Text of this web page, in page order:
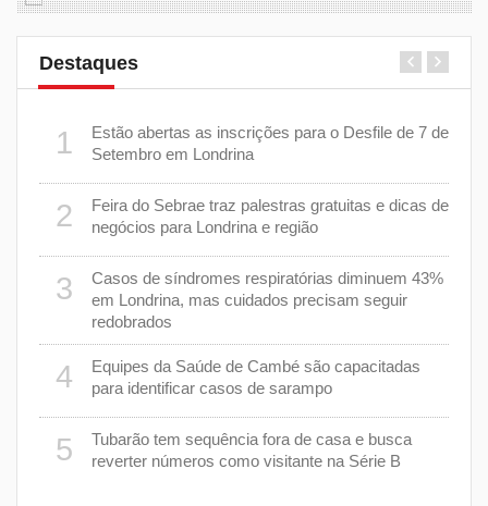
Destaques
1
Estão abertas as inscrições para o Desfile de 7 de
Setembro em Londrina
2
Feira do Sebrae traz palestras gratuitas e dicas de
negócios para Londrina e região
3
Casos de síndromes respiratórias diminuem 43%
em Londrina, mas cuidados precisam seguir
redobrados
4
Equipes da Saúde de Cambé são capacitadas
para identificar casos de sarampo
5
Tubarão tem sequência fora de casa e busca
reverter números como visitante na Série B